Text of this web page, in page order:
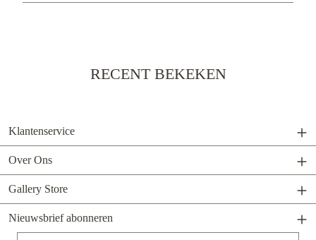
RECENT BEKEKEN
Klantenservice
Over Ons
Gallery Store
Nieuwsbrief abonneren